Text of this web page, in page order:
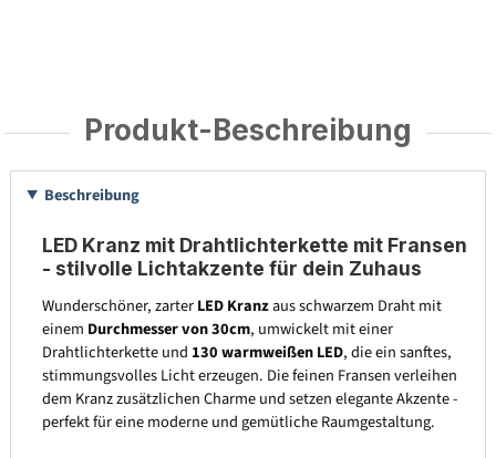
Produkt-Beschreibung
Beschreibung
LED Kranz mit Drahtlichterkette mit Fransen
- stilvolle Lichtakzente für dein Zuhaus
Wunderschöner, zarterLED Kranzaus schwarzem Draht mit
einem Durchmesser von 30cm, umwickelt mit einer
Drahtlichterkette und 130 warmweißen LED, die ein sanftes,
stimmungsvolles Licht erzeugen. Die feinen Fransen verleihen
dem Kranz zusätzlichen Charme und setzen elegante Akzente -
perfekt für eine moderne und gemütliche Raumgestaltung.